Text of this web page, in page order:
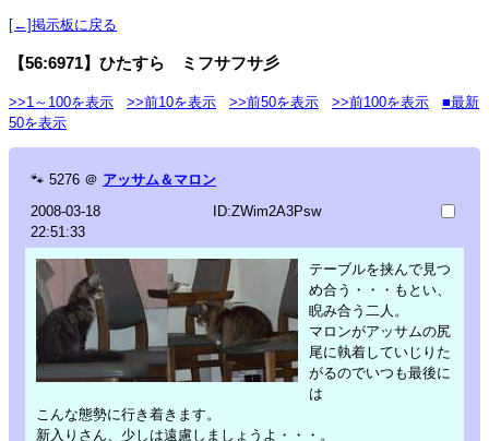
[←]掲示板に戻る
【56:6971】ひたすら ミフサフサ彡
>>1～100を表示 >>前10を表示 >>前50を表示 >>前100を表示
■最新
50を表示
🐾 5276 ＠ アッサム＆マロン
2008-03-18
22:51:33
ID:ZWim2A3Psw
テーブルを挟んで見つ
め合う・・・もとい、
睨み合う二人。
マロンがアッサムの尻
尾に執着していじりた
がるのでいつも最後に
は
こんな態勢に行き着きます。
新入りさん、少しは遠慮しましょうよ・・・。